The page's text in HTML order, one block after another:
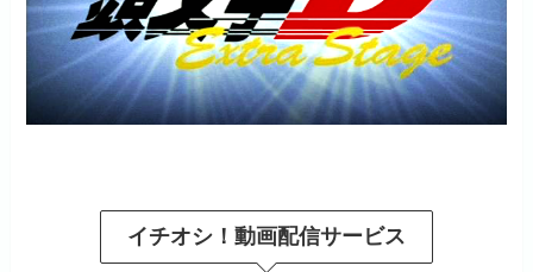
イチオシ！動画配信サービス